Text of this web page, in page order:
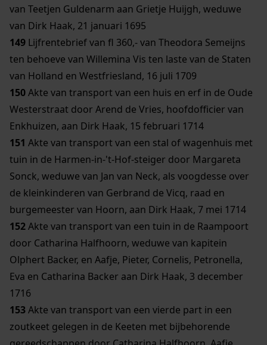
van Teetjen Guldenarm aan Grietje Huijgh, weduwe
van Dirk Haak, 21 januari 1695
149 Lijfrentebrief van fl 360,- van Theodora Semeijns
ten behoeve van Willemina Vis ten laste van de Staten
van Holland en Westfriesland, 16 juli 1709
150Akte van transport van een huis en erf in de Oude
Westerstraat door Arend de Vries, hoofdofficier van
Enkhuizen, aan Dirk Haak, 15 februari 1714
151 Akte van transport van een stal of wagenhuis met
tuin in de Harmen-in-'t-Hof-steiger door Margareta
Sonck, weduwe van Jan van Neck, als voogdesse over
de kleinkinderen van Gerbrand de Vicq, raad en
burgemeester van Hoorn, aan Dirk Haak, 7 mei 1714
152Akte van transport van een tuin in de Raampoort
door Catharina Halfhoorn, weduwe van kapitein
Olphert Backer, en Aafje, Pieter, Cornelis, Petronella,
Eva en Catharina Backer aan Dirk Haak, 3 december
1716
153Akte van transport van een vierde part in een
zoutkeet gelegen in de Keeten met bijbehorende